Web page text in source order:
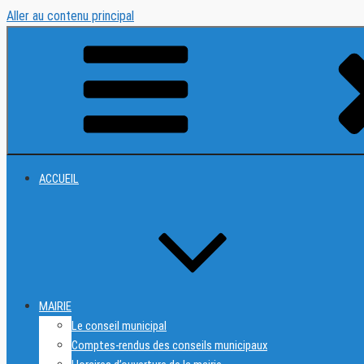
Aller au contenu principal
ACCUEIL
MAIRIE
Le conseil municipal
Comptes-rendus des conseils municipaux